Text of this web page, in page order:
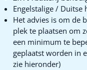
Engelstalige / Duitse
Het advies is om de
plek te plaatsen om
een minimum te
geplaatst worden in
zie hieronder)